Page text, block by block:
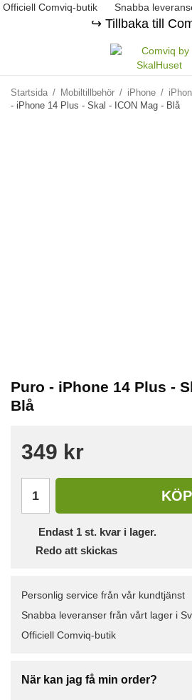
Officiell Comviq-butik Snabba
↪️ Tillbaka till
Startsida / Mobiltillbehör / iPhone /
- iPhone 14 Plus - Skal - ICON Mag - Blå
Puro - iPhone 14 Plus -
Blå
349 kr
KÖP
Endast 1 st. kvar i lager.
Redo att skickas
Personlig service från vår kundtjänst
Snabba leveranser från vårt lager i
Officiell Comviq-butik
När kan jag få min order?